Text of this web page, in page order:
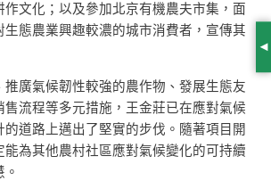
作文化；以及參加北京有機農夫市集，面
生態農業興趣較濃的城市消費者，宣傳其
推廣氣候韌性較強的農作物、發展生態友
售流程等多元措施，王金莊已在應對氣候
道路上邁出了堅實的步伐。隨著項目開
能為其他農村社區應對氣候變化的可持續